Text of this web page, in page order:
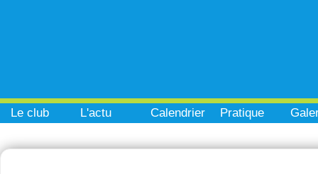
Le club L'actu Calendrier Pratique